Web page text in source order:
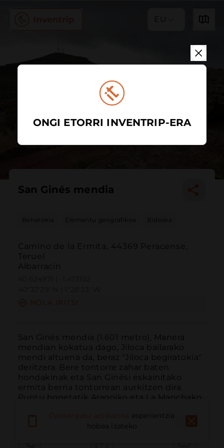
EU
San Ginés mendia
Behatokia Elementu geografikoa Bidexka
Camino de la Ermita, 44369 Peracense,
Teruel
Albarracín
San Ginés mendia (1.601 metro), Manera
mendian kokatua dago, Jiloca bailarako
mendi altuena da, beraz "Jiloca begiratokia"
deritzera. Bere tontorre zahar baten
hondakinak eta San Ginési eskainitako
ermita berria tontorrean aurkitzen dira.
Puntu honetatik Aragoiko eta La Manchako
esperientzia
hobea izateko
ONGI ETORRI INVENTRIP-ERA